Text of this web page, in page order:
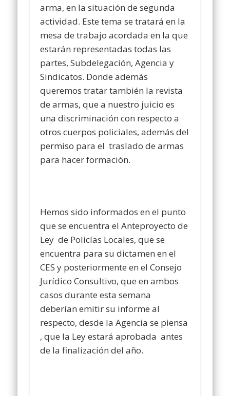
arma, en la situación de segunda
actividad. Este tema se tratará en la
mesa de trabajo acordada en la que
estarán representadas todas las
partes, Subdelegación, Agencia y
Sindicatos. Donde además
queremos tratar también la revista
de armas, que a nuestro juicio es
una discriminación con respecto a
otros cuerpos policiales, además del
permiso para el traslado de armas
para hacer formación.
Hemos sido informados en el punto
que se encuentra el Anteproyecto de
Ley de Policías Locales, que se
encuentra para su dictamen en el
CES y posteriormente en el Consejo
Jurídico Consultivo, que en ambos
casos durante esta semana
deberían emitir su informe al
respecto, desde la Agencia se piensa
, que la Ley estará aprobada antes
de la finalización del año.